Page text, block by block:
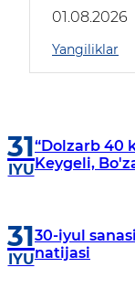
borildi
01.08.2026
Yangiliklar
31
IYU
“Dolzarb 40
Keygeli,
31
IYU
30-iyul
natijasi